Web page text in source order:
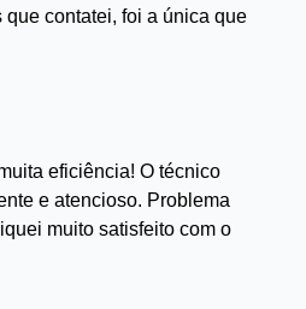
contatei, foi a única que
eficiência! O técnico
e atencioso. Problema
muito satisfeito com o